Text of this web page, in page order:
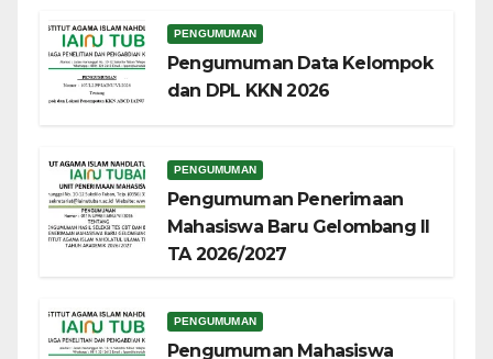
PENGUMUMAN
Pengumuman Data Kelompok
dan DPL KKN 2026
PENGUMUMAN
Pengumuman Penerimaan
Mahasiswa Baru Gelombang II
TA 2026/2027
PENGUMUMAN
Pengumuman Mahasiswa